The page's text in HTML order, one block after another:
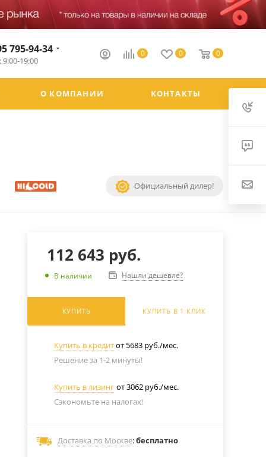
0 0 0
795-94-34
19:00
О КОМПАНИИ КОНТАКТЫ
Официальный дилер!
112 643 руб.
В наличии Нашли дешевле?
КУПИТЬ КУПИТЬ В 1 КЛИК
Купить в кредитот 5683 руб./мес.
Решение за 1-2 минуты!
Купить в лизинг от 3062 руб./мес.
Сэкономьте на налогах!
Доставка по Москве:бесплатно